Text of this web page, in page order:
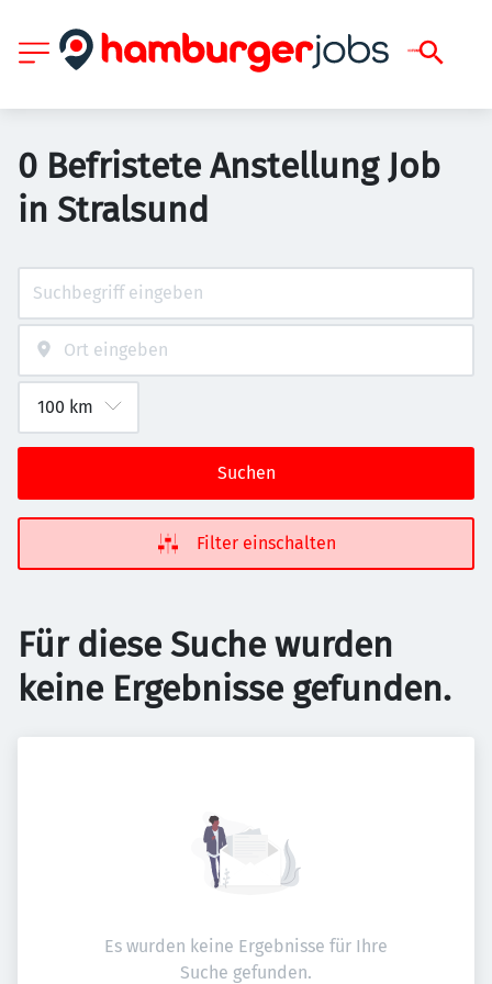
0 Befristete Anstellung Job
in Stralsund
Suchen
Filter einschalten
Für diese Suche wurden
keine Ergebnisse gefunden.
Es wurden keine Ergebnisse für Ihre
Suche gefunden.